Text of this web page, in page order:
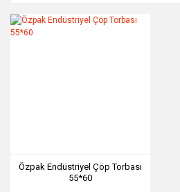
Özpak Endüstriyel Çöp Torbası
55*60